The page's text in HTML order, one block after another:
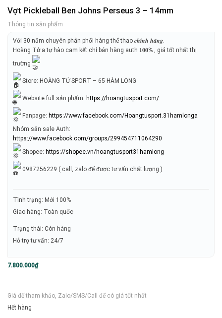
Vợt Pickleball Ben Johns Perseus 3 – 14mm
Thông tin sản phẩm
Với 30 năm chuyên phân phối hàng thể thao 𝒄𝒉𝒊́𝒏𝒉 𝒉𝒂̃𝒏𝒈.
Hoàng Tử a tự hào cam kết chỉ bán hàng auth 𝟏𝟎𝟎% , giá tốt nhất thị
trường
Store: HOÀNG TỬ SPORT – 65 HÀM LONG
Website full sản phẩm: https://hoangtusport.com/
Fanpage: https://www.facebook.com/Hoangtusport.31hamlonga
Nhóm săn sale Auth:
https://www.facebook.com/groups/299454711064290
Shopee: https://shopee.vn/hoangtusport31hamlong
0987256229 ( call, zalo để được tư vấn chất lượng )
Tình trạng: Mới 100%
Giao hàng: Toàn quốc
Trạng thái: Còn hàng
Hỗ trợ tư vấn: 24/7
7.800.000₫
Giá để tham khảo, Zalo/SMS/Call để có giá tốt nhất
Hết hàng